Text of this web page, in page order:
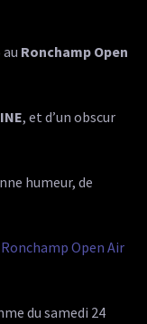
Ronchamp Open
, et d’un obscur
humeur, de
Open Air
du samedi 24